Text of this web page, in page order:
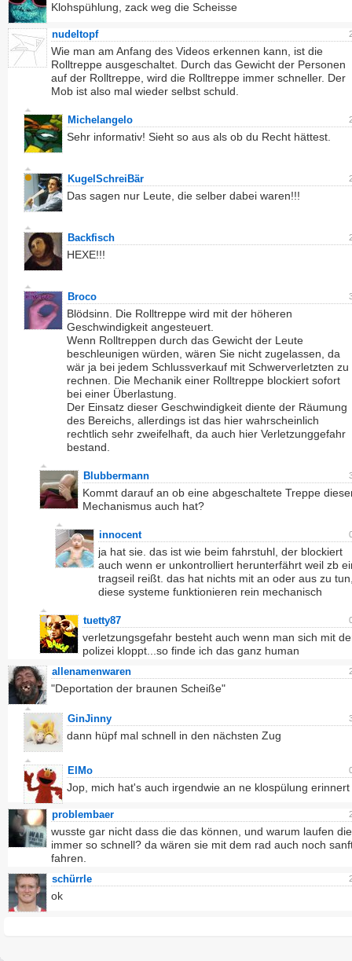
Klohspühlung, zack weg die Scheisse
nudeltopf
Wie man am Anfang des Videos erkennen kann, ist die
Rolltreppe ausgeschaltet. Durch das Gewicht der Personen
auf der Rolltreppe, wird die Rolltreppe immer schneller. Der
Mob ist also mal wieder selbst schuld.
Michelangelo
Sehr informativ! Sieht so aus als ob du Recht hättest.
KugelSchreiBär
Das sagen nur Leute, die selber dabei waren!!!
Backfisch
HEXE!!!
Broco
Blödsinn. Die Rolltreppe wird mit der höheren
Geschwindigkeit angesteuert.
Wenn Rolltreppen durch das Gewicht der Leute
beschleunigen würden, wären Sie nicht zugelassen, da
wär ja bei jedem Schlussverkauf mit Schwerverletzten zu
rechnen. Die Mechanik einer Rolltreppe blockiert sofort
bei einer Überlastung.
Der Einsatz dieser Geschwindigkeit diente der Räumung
des Bereichs, allerdings ist das hier wahrscheinlich
rechtlich sehr zweifelhaft, da auch hier Verletzunggefahr
bestand.
Blubbermann
Kommt darauf an ob eine abgeschaltete Treppe
Mechanismus auch hat?
innocent
ja hat sie. das ist wie beim fahrstuhl, der blockiert
auch wenn er unkontrolliert herunterfährt weil zb
tragseil reißt. das hat nichts mit an oder aus zu
diese systeme funktionieren rein mechanisch
tuetty87
verletzungsgefahr besteht auch wenn man sich mit
polizei kloppt...so finde ich das ganz human
allenamenwaren
"Deportation der braunen Scheiße"
GinJinny
dann hüpf mal schnell in den nächsten Zug
ElMo
Jop, mich hat's auch irgendwie an ne klospülung erinnert
problembaer
wusste gar nicht dass die das können, und warum laufen
immer so schnell? da wären sie mit dem rad auch noch
fahren.
schürrle
ok